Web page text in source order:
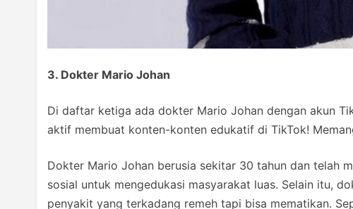
3. Dokter Mario Johan
Di daftar ketiga ada dokter Mario Johan dengan akun
aktif membuat konten-konten edukatif di TikTok!
Dokter Mario Johan berusia sekitar 30 tahun dan telah
sosial untuk mengedukasi masyarakat luas. Selain itu,
penyakit yang terkadang remeh tapi bisa mematikan.